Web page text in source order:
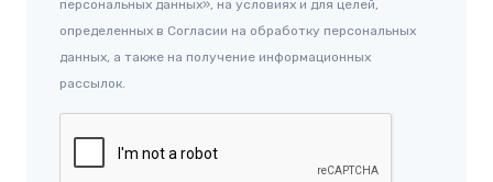
персональных данных», на условиях и для целей,
определенных в Согласии на обработку персональных
данных, а также на получение информационных
рассылок.